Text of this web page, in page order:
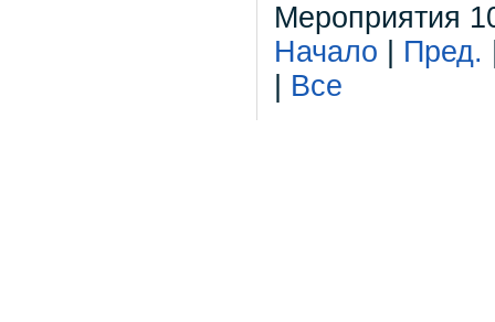
Мероприятия
Начало
Пред.
Все